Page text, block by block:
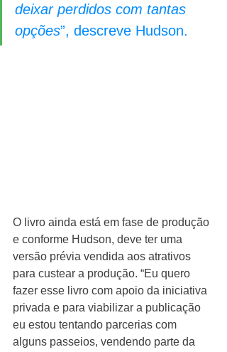
deixar perdidos com tantas
opções”, descreve Hudson.
O livro ainda está em fase de produção
e conforme Hudson, deve ter uma
versão prévia vendida aos atrativos
para custear a produção. “Eu quero
fazer esse livro com apoio da iniciativa
privada e para viabilizar a publicação
eu estou tentando parcerias com
alguns passeios, vendendo parte da